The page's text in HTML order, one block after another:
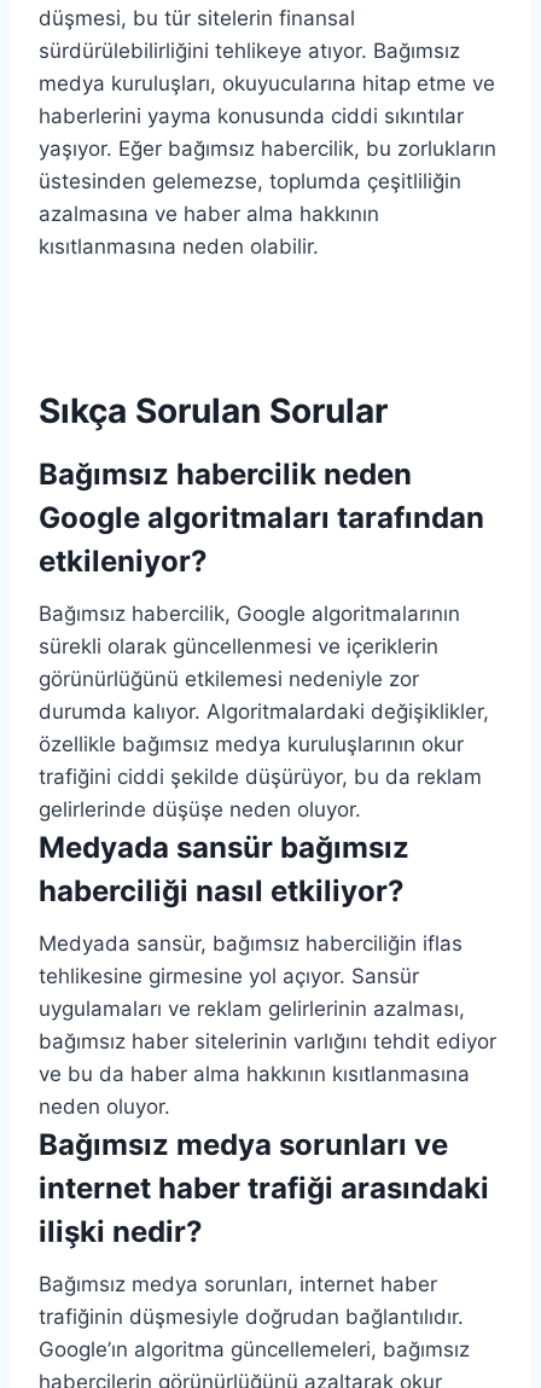
düşmesi, bu tür sitelerin finansal
sürdürülebilirliğini tehlikeye atıyor. Bağımsız
medya kuruluşları, okuyucularına hitap etme ve
haberlerini yayma konusunda ciddi sıkıntılar
yaşıyor. Eğer bağımsız habercilik, bu zorlukların
üstesinden gelemezse, toplumda çeşitliliğin
azalmasına ve haber alma hakkının
kısıtlanmasına neden olabilir.
Sıkça Sorulan Sorular
Bağımsız habercilik neden
Google algoritmaları tarafından
etkileniyor?
Bağımsız habercilik, Google algoritmalarının
sürekli olarak güncellenmesi ve içeriklerin
görünürlüğünü etkilemesi nedeniyle zor
durumda kalıyor. Algoritmalardaki değişiklikler,
özellikle bağımsız medya kuruluşlarının okur
trafiğini ciddi şekilde düşürüyor, bu da reklam
gelirlerinde düşüşe neden oluyor.
Medyada sansür bağımsız
haberciliği nasıl etkiliyor?
Medyada sansür, bağımsız haberciliğin iflas
tehlikesine girmesine yol açıyor. Sansür
uygulamaları ve reklam gelirlerinin azalması,
bağımsız haber sitelerinin varlığını tehdit ediyor
ve bu da haber alma hakkının kısıtlanmasına
neden oluyor.
Bağımsız medya sorunları ve
internet haber trafiği arasındaki
ilişki nedir?
Bağımsız medya sorunları, internet haber
trafiğinin düşmesiyle doğrudan bağlantılıdır.
Google’ın algoritma güncellemeleri, bağımsız
habercilerin görünürlüğünü azaltarak okur